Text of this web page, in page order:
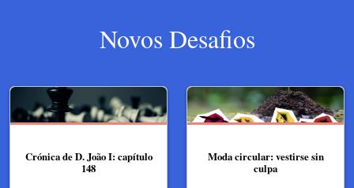
Novos Desafios
Crónica de D. João I: capítulo
148
Moda circular: vestirse sin
culpa